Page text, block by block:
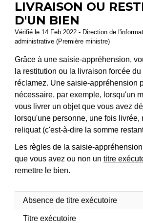
LIVRAISON OU
D'UN BIEN
Vérifié le 14 Feb 2022 - Direction de
administrative (Première ministre)
Grâce à une saisie-appréhension,
la restitution ou la livraison forcée
réclamez. Une saisie-appréhension
nécessaire, par exemple, lorsqu'un
vous livrer un objet que vous avez
lorsqu'une personne, une fois livrée,
reliquat (c'est-à-dire la somme
Les règles de la saisie-
que vous avez ou non un titre
remettre le bien.
Absence de titre exécutoire
Titre exécutoire